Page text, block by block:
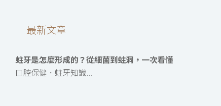
最新文章
蛀牙是怎麼形成的？從細菌到蛀洞，一次看懂
口腔保健．蛀牙知識...